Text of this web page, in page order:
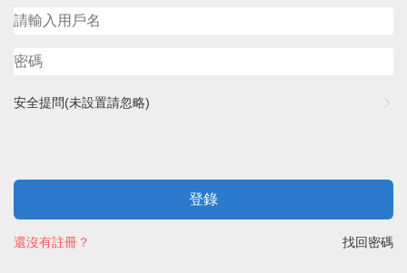
安全提問(未設置請忽略)
登錄
找回密碼
還沒有註冊？